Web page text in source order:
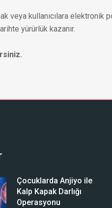
veya kullanıcılara
yürürlük kazanır.
Çocuklarda Anjiyo ile
Kalp Kapak Darlığı
Operasyonu